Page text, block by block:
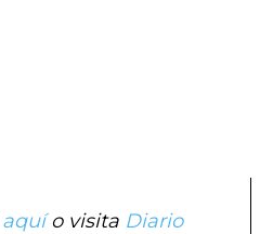
aquío visita Diario